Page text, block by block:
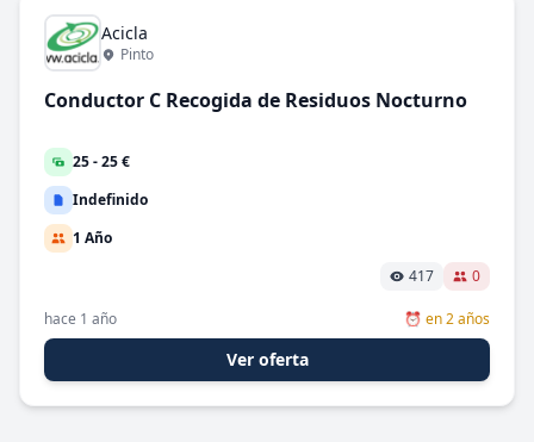
Indefinido
Prácticas - Becario
Sustitución
Temporal
Rango salarial (€)
Salario mínimo
Salario máximo
Acicla
Pinto
Conductor C Recogida de Residuos Nocturno
25 - 25 €
Indefinido
1 Año
417
0
hace 1 año ⏰ en 2 años
Ver oferta